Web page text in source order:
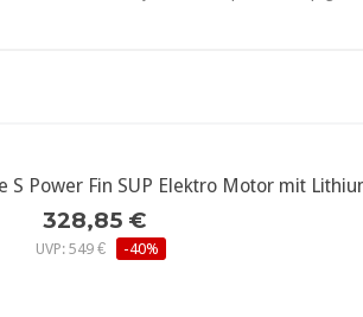
S Power Fin SUP Elektro Motor mit
328,85 €
UVP: 549 € -40%